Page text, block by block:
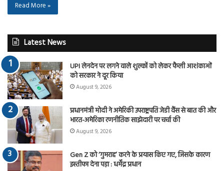
Read More »
Latest News
UPI लेनदेन पर लगने वाले शुल्कों को लेकर फैली आशंकाओं
को सरकार ने दूर किया
August 9, 2026
प्रधानमंत्री मोदी ने अमेरिकी उपराष्ट्रपति जेडी वैंस से बात की और
भारत-अमेरिका रणनीतिक साझेदारी पर चर्चा की
August 9, 2026
Gen Z को ‘गुमराह’ करने के प्रयास किए गए, जिसके कारण
इस्तीफा देना पड़ा : धर्मेंद्र प्रधान